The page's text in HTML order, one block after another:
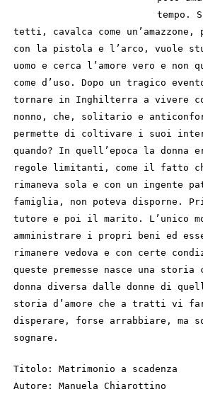
tempo.
tetti, cavalca come
con la pistola e l’arco, vuole
uomo e cerca l’amore vero e non
come d’uso. Dopo un tragico
tornare in Inghilterra a vivere
nonno, che, solitario e
permette di coltivare i suoi
quando? In quell’epoca la donna
regole limitanti, come il fatto
rimaneva sola e con un ingente
famiglia, non poteva disporne.
tutore e poi il marito. L’unico
amministrare i propri beni ed
rimanere vedova e con certe
queste premesse nasce una
donna diversa dalle donne di
storia d’amore che a tratti vi
disperare, forse arrabbiare, ma
sognare.
Titolo: Matrimonio a scadenza
Autore: Manuela Chiarottino